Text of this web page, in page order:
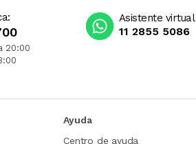
20:00
Asistente virtual
11 2855 5086
Ayuda
Centro de ayuda